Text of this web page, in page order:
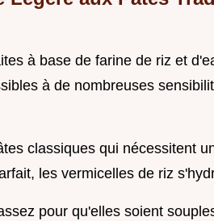
à base de farine de riz et
à de nombreuses
classiques qui nécessitent
les vermicelles de riz
pour qu'elles soient